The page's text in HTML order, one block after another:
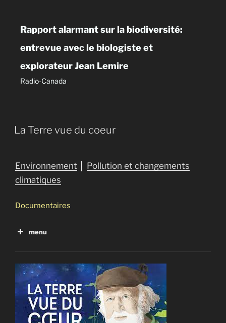
Rapport alarmant sur la biodiversité:
entrevue avec le biologiste et
explorateur Jean Lemire
Radio-Canada
La Terre vue du coeur
Environnement
Pollution et changements
climatiques
Documentaires
menu
La face cachée des énergies renouvelables
Avant le Déluge
L’usine à gaz
Menaces en mer du Nord
Argent sale : le poison de la finance